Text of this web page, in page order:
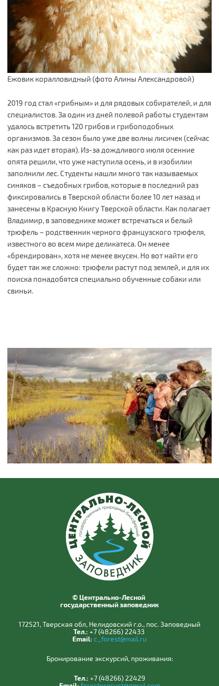
Ежовик коралловидный (фото Алины Александровой)
2019 год стал «грибным» и для рядовых собирателей, и для
специалистов. За один из дней полевой работы студентам
удалось встретить 120 грибов и грибоподобных
организмов. За сезон было уже две волны лисичек (сейчас
как раз идет вторая). Из-за дождливого июля осенние
опята решили, что уже наступила осень, и в изобилии
заполнили лес. Студенты нашли много так называемых
синяков – съедобных грибов, которые в последний раз
фиксировались в Тверской области более 10 лет назад и
занесены в Красную Книгу Тверской области. Как полагает
Владимир, в заповеднике может встречаться и белый
трюфель – родственник черного французского трюфеля,
известного во всем мире деликатеса. Он менее
«брендирован», хотя не менее вкусен. Но вот найти его
будет так же сложно: трюфели растут под землей, и для их
поиска понадобятся специально обученные собаки или
свиньи.
© Центрально-Лесной
государственный заповедник
172521, Тверская обл, Нелидовский г.о., пос. Заповедный
Тел.: +7 (48266) 22433
Email: c_forest@mail.ru
Бронирование экскурсий, проживания:
Тел.: +7 (48266) 22429